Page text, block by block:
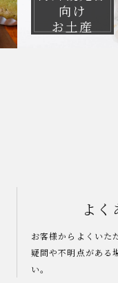
向け
お土産
よく
お客様からよくいた
疑問や不明点がある
い。